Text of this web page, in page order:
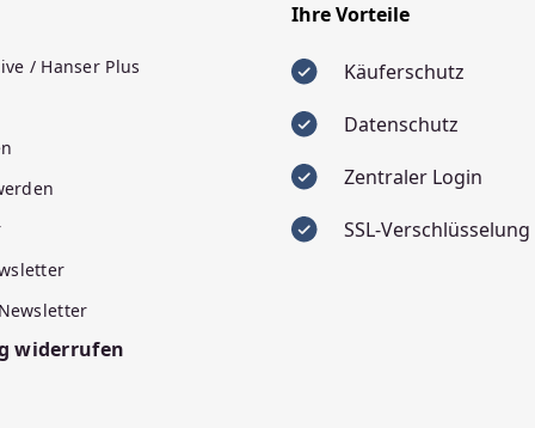
/ Hanser Plus
widerrufen
Ihre Vorteile
Käuferschutz
Datenschutz
Zentraler Login
SSL-Verschlüsselung